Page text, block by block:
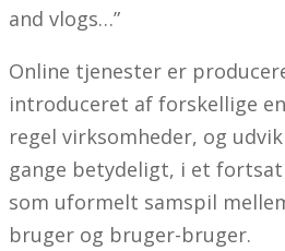
and vlogs…”
Online tjenester er
introduceret af forskellige
regel virksomheder, og
gange betydeligt, i et
som uformelt samspil
bruger og bruger-bruger.